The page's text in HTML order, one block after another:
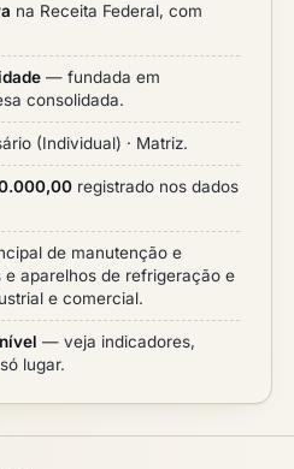
na Receita Federal, com
— fundada em
consolidada.
(Individual) · Matriz.
registrado nos dados
de manutenção e
aparelhos de refrigeração e
e comercial.
— veja indicadores,
lugar.